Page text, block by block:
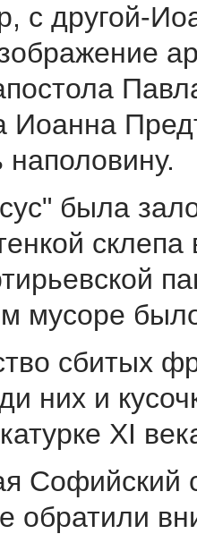
с другой-
Иоанна
наполовину.
была
мусоре
сбитых
них и
XI
Софийский
обратили